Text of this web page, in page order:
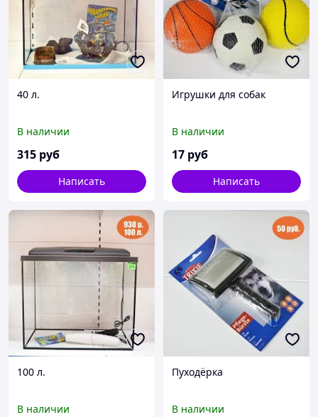
40 л.
В наличии
315 руб
Написать
Игрушки для собак
В наличии
17 руб
Написать
100 л.
В наличии
Пуходёрка
В наличии